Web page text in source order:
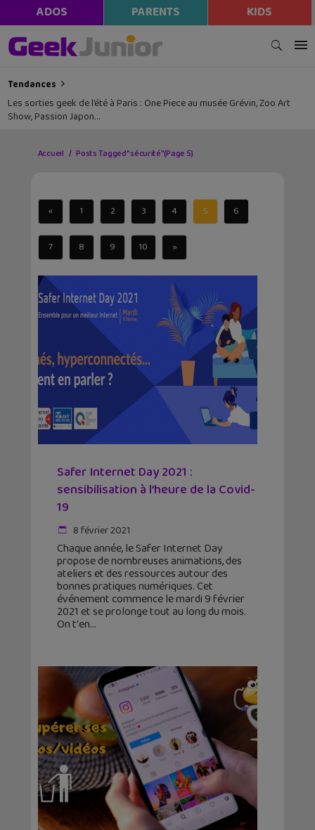
ADOS PARENTS KIDS
Tendances
Les sorties geek de l’été à Paris : One Piece au musée Grévin, Zoo Art
Show, Passion Japon…
Accueil Posts Tagged "sécurité"(Page 5)
« 1 2 3 4 5 6
7 8 9 10 »
Safer Internet Day 2021 :
sensibilisation à l’heure de la Covid-
19
8 février 2021
Chaque année, le Safer Internet Day
propose de nombreuses animations, des
ateliers et des ressources autour des
bonnes pratiques numériques. Cet
événement commence le mardi 9 février
2021 et se prolonge tout au long du mois.
On t'en